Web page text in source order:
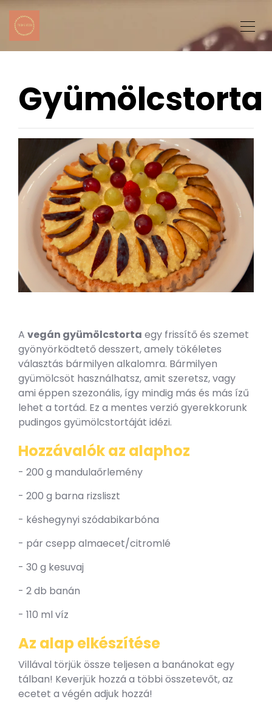
Gyümölcstorta
A vegán gyümölcstorta egy frissítő és szemet
gyönyörködtető desszert, amely tökéletes
választás bármilyen alkalomra. Bármilyen
gyümölcsöt használhatsz, amit szeretsz, vagy
ami éppen szezonális, így mindig más és más ízű
lehet a tortád. Ez a mentes verzió gyerekkorunk
pudingos gyümölcstortáját idézi.
Hozzávalók az alaphoz
- 200 g mandulaőrlemény
- 200 g barna rizsliszt
- késhegynyi szódabikarbóna
- pár csepp almaecet/citromlé
- 30 g kesuvaj
- 2 db banán
- 110 ml víz
Az alap elkészítése
Villával törjük össze teljesen a banánokat egy
tálban! Keverjük hozzá a többi összetevőt, az
ecetet a végén adjuk hozzá!